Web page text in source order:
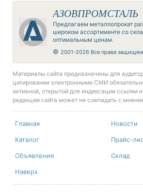
АЗОВПРОМСТАЛЬ
Предлагаем металлопрокат
широком ассортименте со
оптимальным ценам.
© 2001-2026 Все права
Материалы сайта предназначены для
цитировании электронными СМИ
активной, открытой для индексации ссылки
редакции сайта может не совпадать с
Главная Новости
Каталог Прайс-
Объявления Склад
Наверх